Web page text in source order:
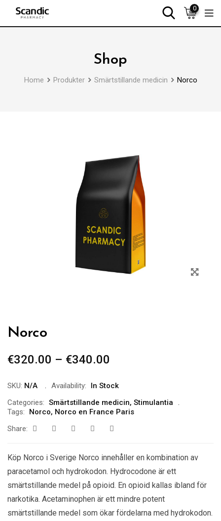
0
Shop
Home Produkter Smärtstillande medicin Norco
Norco
€320.00 – €340.00
SKU: N/A Availability:
In Stock
Categories: Smärtstillande medicin, Stimulantia
Tags:
Norco, Norco en France Paris
Share:
Köp Norco i Sverige Norco innehåller en kombination av
paracetamol och hydrokodon. Hydrocodone är ett
smärtstillande medel på opioid. En opioid kallas ibland för
narkotika. Acetaminophen är ett mindre potent
smärtstillande medel som ökar fördelarna med hydrokodon.